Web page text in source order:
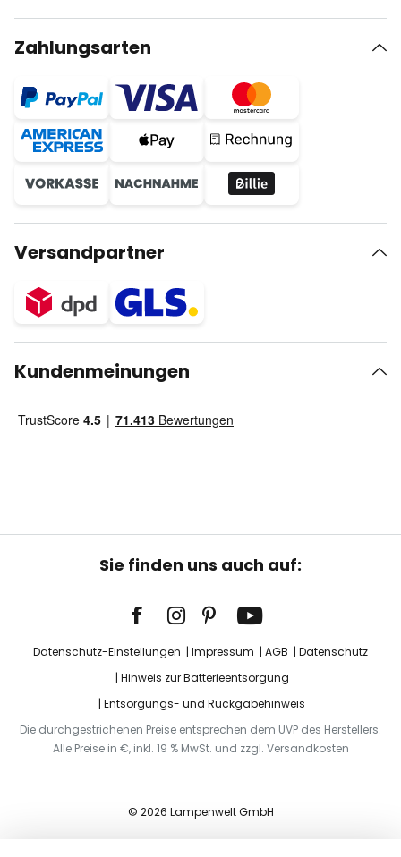
Zahlungsarten
Versandpartner
Kundenmeinungen
Sie finden uns auch auf:
Datenschutz-Einstellungen Impressum AGB
Datenschutz
Hinweis zur Batterieentsorgung
Entsorgungs- und Rückgabehinweis
Die durchgestrichenen Preise entsprechen dem UVP des Herstellers.
Alle Preise in €, inkl. 19 % MwSt. und zzgl. Versandkosten
© 2026 Lampenwelt GmbH